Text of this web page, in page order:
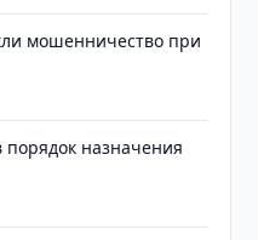
мошенничество при
назначения